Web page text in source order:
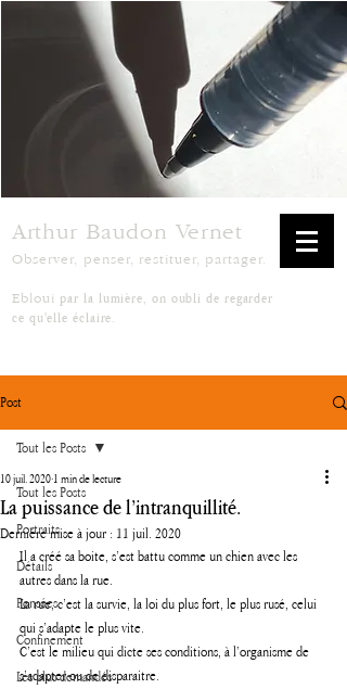
Arthur Baudon Vernet
Observer, penser, restituer, partager.
Ebloui par la lumière, on oubli de regarder
ce qu'elle éclaire.
Post
Tout les Posts
Portraits
Détails
Pensées
Confinement
Les plus demandés
Tout les Posts
La puissance de l’intranquillité.
10 juil. 2020 1 min de lecture
Dernière mise à jour : 11 juil. 2020
Il a créé sa boite, s’est battu comme un chien avec les
autres dans la rue.
La rue, c’est la survie, la loi du plus fort, le plus rusé, celui
qui s’adapte le plus vite.
C’est le milieu qui dicte ses conditions, à l’organisme de
s’adapter ou de disparaitre.